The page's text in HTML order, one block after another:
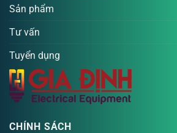
Sản phẩm
Tư vấn
Tuyển dụng
CHÍNH SÁCH